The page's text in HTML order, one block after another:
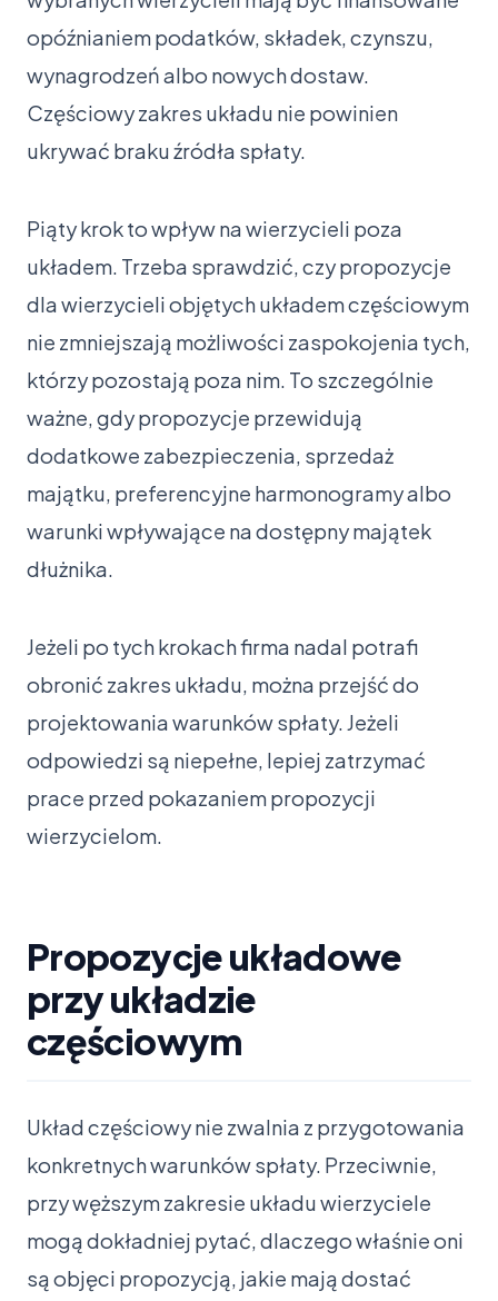
opóźnianiem podatków, składek, czynszu,
wynagrodzeń albo nowych dostaw.
Częściowy zakres układu nie powinien
ukrywać braku źródła spłaty.
Piąty krok to wpływ na wierzycieli poza
układem. Trzeba sprawdzić, czy propozycje
dla wierzycieli objętych układem częściowym
nie zmniejszają możliwości zaspokojenia tych,
którzy pozostają poza nim. To szczególnie
ważne, gdy propozycje przewidują
dodatkowe zabezpieczenia, sprzedaż
majątku, preferencyjne harmonogramy albo
warunki wpływające na dostępny majątek
dłużnika.
Jeżeli po tych krokach firma nadal potrafi
obronić zakres układu, można przejść do
projektowania warunków spłaty. Jeżeli
odpowiedzi są niepełne, lepiej zatrzymać
prace przed pokazaniem propozycji
wierzycielom.
Propozycje układowe
przy układzie
częściowym
Układ częściowy nie zwalnia z przygotowania
konkretnych warunków spłaty. Przeciwnie,
przy węższym zakresie układu wierzyciele
mogą dokładniej pytać, dlaczego właśnie oni
są objęci propozycją, jakie mają dostać